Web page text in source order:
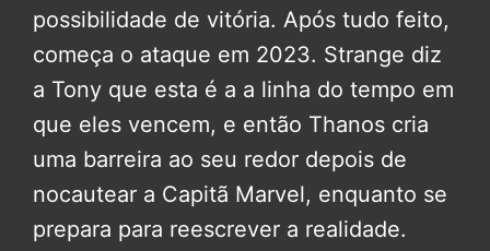
possibilidade de vitória. Após tudo feito,
começa o ataque em 2023. Strange diz
a Tony que esta é a a linha do tempo em
que eles vencem, e então Thanos cria
uma barreira ao seu redor depois de
nocautear a Capitã Marvel, enquanto se
prepara para reescrever a realidade.